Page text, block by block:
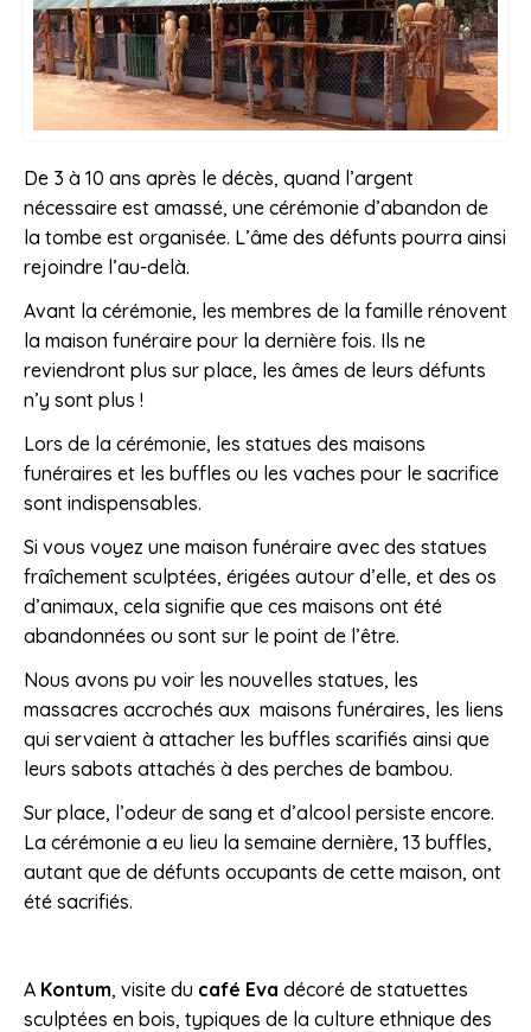
De 3 à 10 ans après le décès, quand l’argent
nécessaire est amassé, une cérémonie d’abandon de
la tombe est organisée. L’âme des défunts pourra ainsi
rejoindre l’au-delà.
Avant la cérémonie, les membres de la famille rénovent
la maison funéraire pour la dernière fois. Ils ne
reviendront plus sur place, les âmes de leurs défunts
n’y sont plus !
Lors de la cérémonie, les statues des maisons
funéraires et les buffles ou les vaches pour le sacrifice
sont indispensables.
Si vous voyez une maison funéraire avec des statues
fraîchement sculptées, érigées autour d’elle, et des os
d’animaux, cela signifie que ces maisons ont été
abandonnées ou sont sur le point de l’être.
Nous avons pu voir les nouvelles statues, les
massacres accrochés aux maisons funéraires, les liens
qui servaient à attacher les buffles scarifiés ainsi que
leurs sabots attachés à des perches de bambou.
Sur place, l’odeur de sang et d’alcool persiste encore.
La cérémonie a eu lieu la semaine dernière, 13 buffles,
autant que de défunts occupants de cette maison, ont
été sacrifiés.
A Kontum, visite du café Eva décoré de statuettes
sculptées en bois, typiques de la culture ethnique des